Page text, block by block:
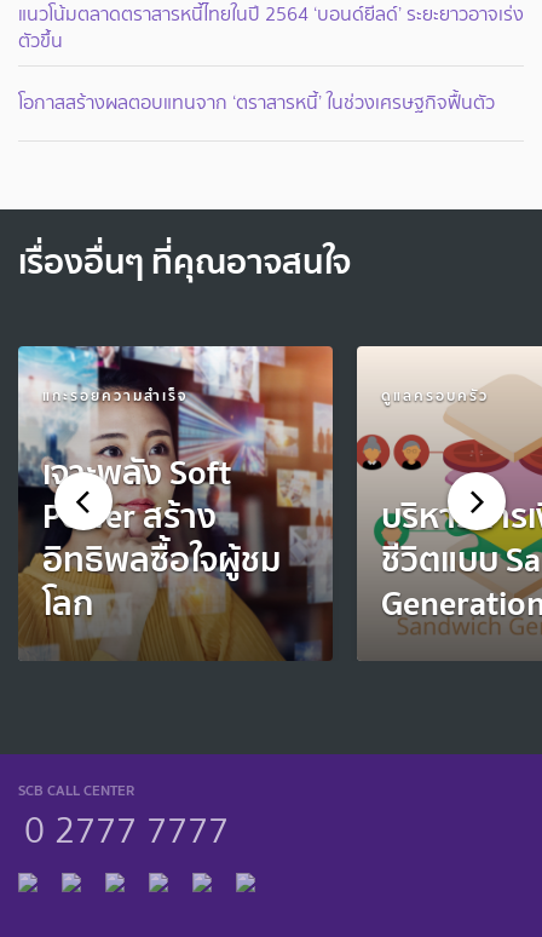
แนวโน้มตลาดตราสารหนี้ไทยในปี 2564 ‘บอนด์ยีลด์’ ระยะยาวอาจเร่ง
ตัวขึ้น
โอกาสสร้างผลตอบแทนจาก ‘ตราสารหนี้’ ในช่วงเศรษฐกิจฟื้นตัว
เรื่องอื่นๆ ที่คุณอาจสนใจ
แกะรอยความสำเร็จ
เจาะพลัง Soft
Power สร้าง
อิทธิพลซื้อใจผู้ชม
โลก
ดูแลครอบครัว
บริหารการ
ชีวิตแบบ
SCB CALL CENTER
0 2777 7777